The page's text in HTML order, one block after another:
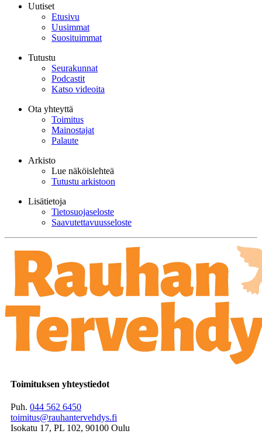
Uutiset
Etusivu
Uusimmat
Suosituimmat
Tutustu
Seurakunnat
Podcastit
Katso videoita
Ota yhteyttä
Toimitus
Mainostajat
Palaute
Arkisto
Lue näköislehteä
Tutustu arkistoon
Lisätietoja
Tietosuojaseloste
Saavutettavuusseloste
Toimituksen yhteystiedot
Puh. 044 562 6450
toimitus@rauhantervehdys.fi
Isokatu 17, PL 102, 90100 Oulu